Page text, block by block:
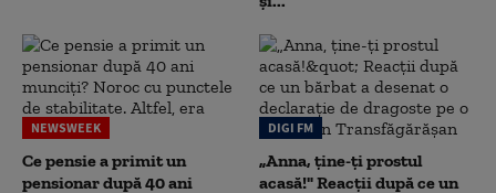
NEWSWEEK
Ce pensie a primit un
pensionar după 40 ani
DIGI FM
„Anna, ţine-ţi prostul
acasă!" Reacţii după ce un